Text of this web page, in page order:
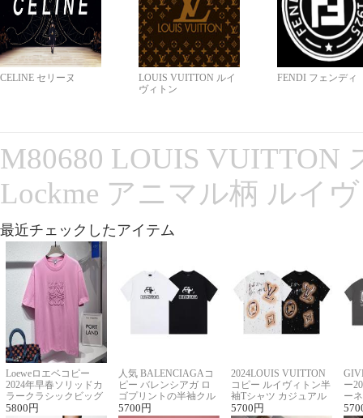
CELINE セリーヌ
LOUIS VUITTON ルイ
ヴィトン
FENDI フェンディ
M80680 LOUIS VUITTON
Lockme アニマル柄 ルイ
最近チェックしたアイテム
Loeweロエベコピー
2024年早春ソリッドカ
ラークラシックビッグ
ロゴ刺繍Tシャツ
5800 円
人気 BALENCIAGAコ
ピー バレンシアガ ロ
ゴプリントの半袖クル
ーネックTシャツ
5700 円
2024LOUIS VUITTON
コピー ルイヴィトン半
袖Tシャツ カジュアル
に馴染む 2色展開
5700 円
ー
ー
ー